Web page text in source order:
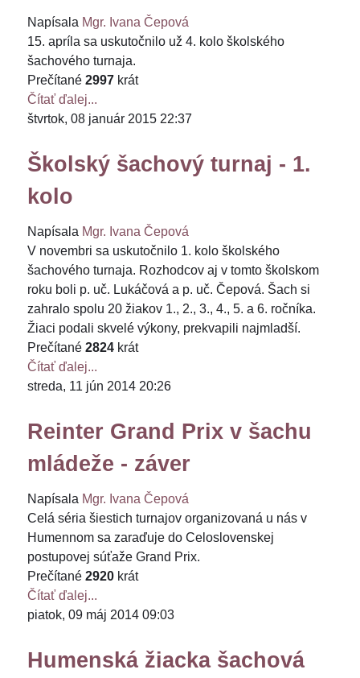
Napísala Mgr. Ivana Čepová
15. apríla sa uskutočnilo už 4. kolo školského
šachového turnaja.
Prečítané 2997 krát
Čítať ďalej...
štvrtok, 08 január 2015 22:37
Školský šachový turnaj - 1.
kolo
Napísala Mgr. Ivana Čepová
V novembri sa uskutočnilo 1. kolo školského
šachového turnaja. Rozhodcov aj v tomto školskom
roku boli p. uč. Lukáčová a p. uč. Čepová. Šach si
zahralo spolu 20 žiakov 1., 2., 3., 4., 5. a 6. ročníka.
Žiaci podali skvelé výkony, prekvapili najmladší.
Prečítané 2824 krát
Čítať ďalej...
streda, 11 jún 2014 20:26
Reinter Grand Prix v šachu
mládeže - záver
Napísala Mgr. Ivana Čepová
Celá séria šiestich turnajov organizovaná u nás v
Humennom sa zaraďuje do Celoslovenskej
postupovej súťaže Grand Prix.
Prečítané 2920 krát
Čítať ďalej...
piatok, 09 máj 2014 09:03
Humenská žiacka šachová